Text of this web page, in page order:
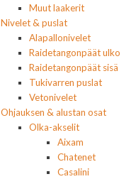
Muut laakerit
Nivelet & puslat
Alapallonivelet
Raidetangonpäät ulko
Raidetangonpäät sisä
Tukivarren puslat
Vetonivelet
Ohjauksen & alustan osat
Olka-akselit
Aixam
Chatenet
Casalini